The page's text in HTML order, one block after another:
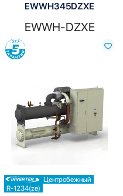
EWWH345DZXE
EWWH-DZXE
Сравнить
Центробежный
R-1234(ze)